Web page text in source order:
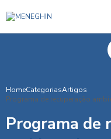
HomeCategoriasArtigos
Programa de recuperação
Programa de